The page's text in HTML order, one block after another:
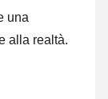
una
alla realtà.